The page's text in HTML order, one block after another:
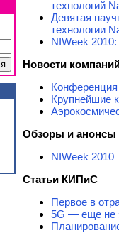
технологий
Девятая
технологии
NIWeek
Новости
Крупнейшие
Обзоры и анонсы
NIWeek 2010
Статьи КИПиС
Первое в
5G — еще не